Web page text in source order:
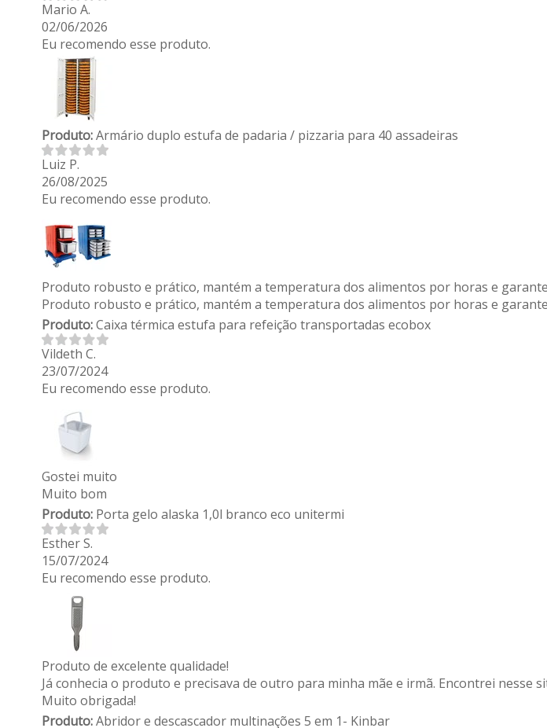
Mario A.
02/06/2026
Eu recomendo esse produto.
Produto:Armário duplo estufa de padaria / pizzaria para 40 assadeiras
Luiz P.
26/08/2025
Eu recomendo esse produto.
Produto robusto e prático, mantém a temperatura dos alimentos por horas e
Produto robusto e prático, mantém a temperatura dos alimentos por horas e
Produto:Caixa térmica estufa para refeição transportadas ecobox
Vildeth C.
23/07/2024
Eu recomendo esse produto.
Gostei muito
Muito bom
Produto: Porta gelo alaska 1,0l branco eco unitermi
Esther S.
15/07/2024
Eu recomendo esse produto.
Produto de excelente qualidade!
Já conhecia o produto e precisava de outro para minha mãe e irmã. Encontrei
Muito obrigada!
Produto:Abridor e descascador multinações 5 em 1- Kinbar